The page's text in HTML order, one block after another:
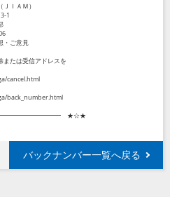
ＩＡＭ）
1
・ご意見
たは受信アドレスを
★☆★
バックナンバー一覧へ戻る